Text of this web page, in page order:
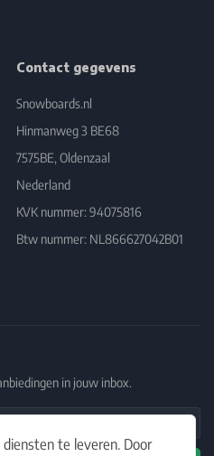
te leveren. Door
Contact gegevens
Snowboards.nl
Hinmanweg 3 BE68
7575BE, Oldenzaal
Nederland
KVK nummer: 94075816
Btw nummer: NL866627042B01
in jouw inbox.